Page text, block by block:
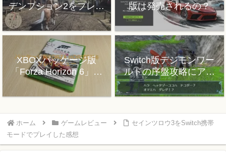
デンプション2をプレイ
した感想
版は発売されるの？
XBOXパッケージ版
「Forza Horizon 6」プ
レイレビュー
Switch版デジモンワー
ルドの序盤攻略にアド
バイス
ホーム ゲームレビュー
セインツロウ3をSwitch携帯
モードでプレイした感想